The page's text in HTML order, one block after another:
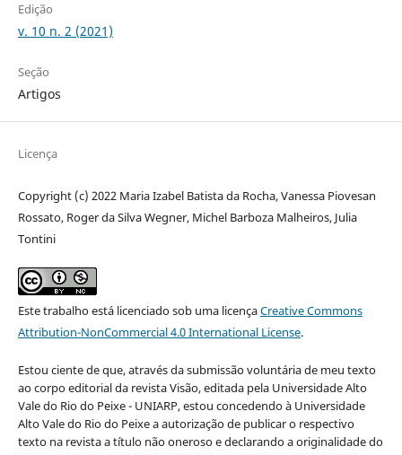
Edição
v. 10 n. 2 (2021)
Seção
Artigos
Licença
Copyright (c) 2022 Maria Izabel Batista da Rocha, Vanessa Piovesan
Rossato, Roger da Silva Wegner, Michel Barboza Malheiros, Julia
Tontini
Este trabalho está licenciado sob uma licençaCreative Commons
Attribution-NonCommercial 4.0 International License.
Estou ciente de que, através da submissão voluntária de meu texto
ao corpo editorial da revista Visão, editada pela Universidade Alto
Vale do Rio do Peixe - UNIARP, estou concedendo à Universidade
Alto Vale do Rio do Peixe a autorização de publicar o respectivo
texto na revista a título não oneroso e declarando a originalidade do